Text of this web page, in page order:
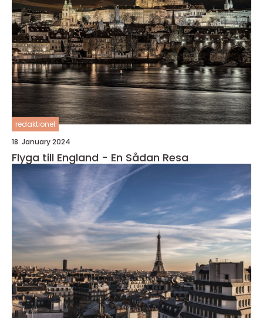
redaktionel
18. January 2024
Flyga till England - En Sådan Resa